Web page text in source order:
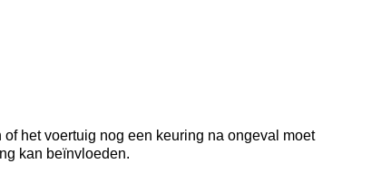
het voertuig nog een keuring na ongeval moet
kan beïnvloeden.